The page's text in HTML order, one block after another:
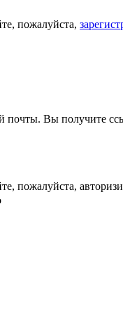
пожалуйста,
почты. Вы получите
пожалуйста,